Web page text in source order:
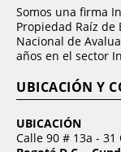
Somos una firma
Propiedad Raíz
Nacional de
años en el sector
UBICACIÓN Y
UBICACIÓN
Calle 90 # 13a - 31